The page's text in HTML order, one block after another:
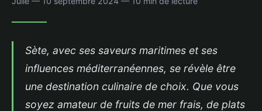
Sète, avec ses saveurs maritimes et ses
influences méditerranéennes, se révèle être
une destination culinaire de choix. Que vous
soyez amateur de fruits de mer frais, de plats